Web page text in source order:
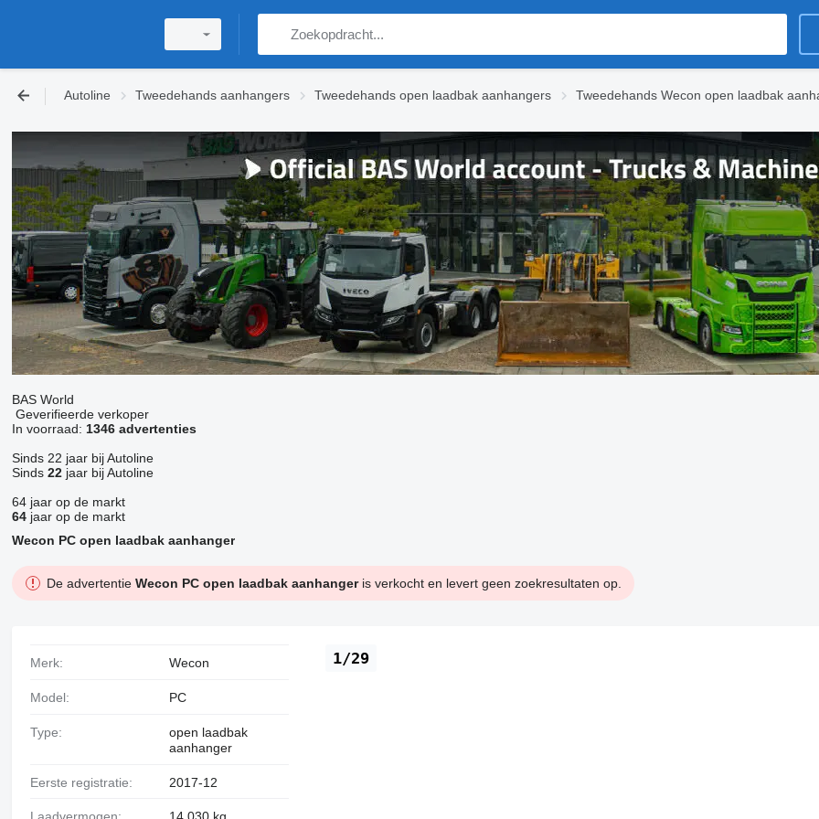
Autoline Tweedehands aanhangers Tweedehands open laadbak aanhangers Tweedehands Wecon open laadbak
BAS World
Geverifieerde verkoper
In voorraad: 1346 advertenties
Sinds 22 jaar bij Autoline
Sinds 22 jaar bij Autoline
64 jaar op de markt
64 jaar op de markt
Wecon PC open laadbak aanhanger
De advertentie Wecon PC open laadbak aanhangeris verkocht en levert geen zoekresultaten op.
1/29
Merk: Wecon
Model: PC
Type:
open laadbak
aanhanger
Eerste registratie: 2017-12